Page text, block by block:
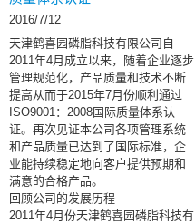
2016/7/12
天津鹤喜园磷脂科技有限公司自
2011年4月成立以来，随着企业逐步
管理规范化，产品质量和技术不断
提高从而于2015年7月份顺利通过
ISO9001： 2008国际质量体系认
证。 再次见证本公司各项管理系统
和产品质量已达到了 国际标准， 企
业能持续稳定地向客户提供预期和
满意的合格产品。
回顾公司的发展历程
2011年4月份天津鹤喜园磷脂科技有